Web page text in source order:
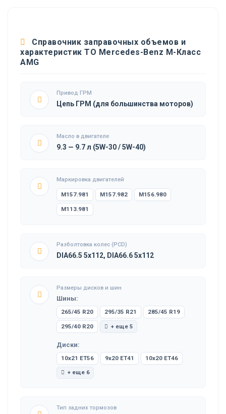
Справочник заправочных объемов и
характеристик ТО Mercedes-Benz M-Класс
AMG
Привод ГРМ
Цепь ГРМ (для большинства моторов)
Масло в двигателе
9.3 — 9.7 л (5W-30 / 5W-40)
Маркировка двигателей
M157.981 M157.982 M156.980
M113.981
Разболтовка колес (PCD)
DIA66.5 5x112, DIA66.6 5x112
Размеры дисков и шин
Шины:
265/45 R20 295/35 R21 285/45 R19
295/40 R20 + еще 5
Диски:
10x21 ET56 9x20 ET41 10x20 ET46
+ еще 6
Тип задних тормозов